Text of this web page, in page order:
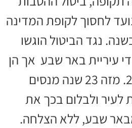
לחסוך לקופת המדינה
בשנה. נגד הביטול הוגשו
עיריית באר שבע אך הן
נדחו באוגוסט 2003. מזה 23 שנה מנסים
לעיר ולבלום בכך את
שבע, ללא הצלחה.